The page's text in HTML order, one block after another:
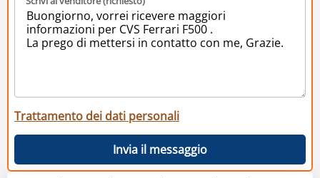
Trattamento dei dati personali
Invia il messaggio